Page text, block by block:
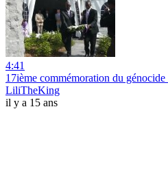
4:41
17ième commémoration du génocide
LiliTheKing
il y a 15 ans